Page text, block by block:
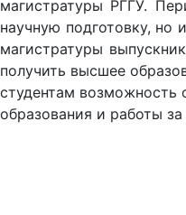
магистратуры РГГУ.
научную подготовку,
магистратуры
получить высшее
студентам возможность
образования и работы